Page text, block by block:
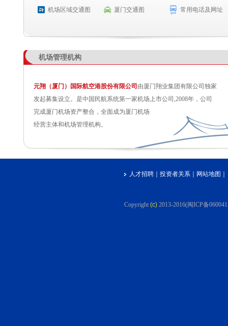
机场区域交通图 厦门交通图 常用电话及网址
机场管理机构
元翔（厦门）国际航空港股份有限公司 由厦门翔业集团有限公司独家
发起募集设立。是中国民航系统第一家机场上市公司,2008年，公司
完成厦门机场资产整合，全面成为厦门机场
经营主体和机场管理机构。
人才招聘 投资者关系 网站地图
Copyright (c) 2013-2016(闽ICP备